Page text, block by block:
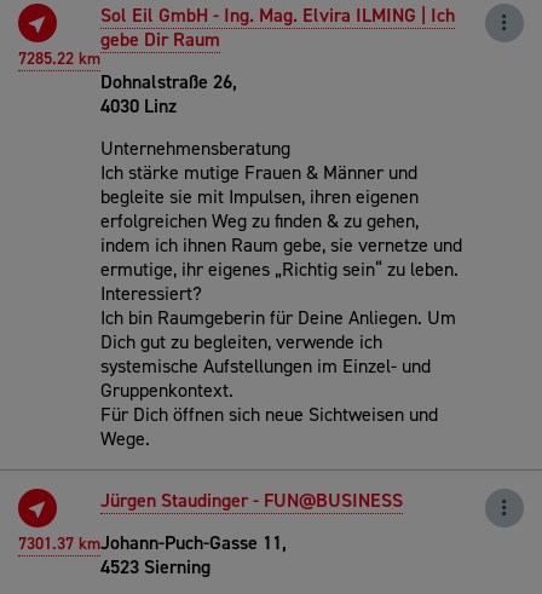
7285.22 km
Sol Eil GmbH - Ing. Mag. Elvira ILMING | Ich
gebe Dir Raum
Dohnalstraße 26,
4030 Linz
Unternehmensberatung
Ich stärke mutige Frauen & Männer und
begleite sie mit Impulsen, ihren eigenen
erfolgreichen Weg zu finden & zu gehen,
indem ich ihnen Raum gebe, sie vernetze und
ermutige, ihr eigenes „Richtig sein“ zu leben.
Interessiert?
Ich bin Raumgeberin für Deine Anliegen. Um
Dich gut zu begleiten, verwende ich
systemische Aufstellungen im Einzel- und
Gruppenkontext.
Für Dich öffnen sich neue Sichtweisen und
Wege.
7301.37 km
Jürgen Staudinger - FUN@BUSINESS
Johann-Puch-Gasse 11,
4523 Sierning